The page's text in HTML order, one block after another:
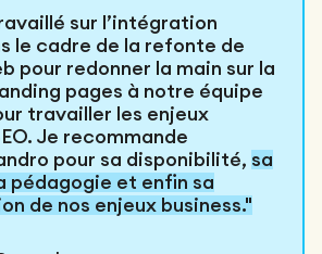
sur l’intégration
le cadre de la refonte de
pour redonner la main sur la
pages à notre équipe
travailler les enjeux
Je recommande
pour sa disponibilité, sa
pédagogie et enfin sa
de nos enjeux business."